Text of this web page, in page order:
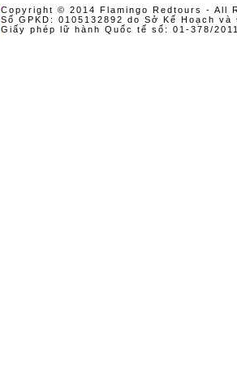
Copyright © 2014 Flamingo Redtours - All
Số GPKD: 0105132892 do Sở Kế Hoạch
Giấy phép lữ hành Quốc tế số: 01-378/